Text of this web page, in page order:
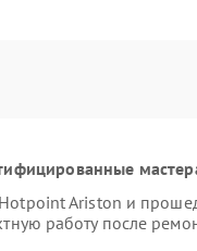
Ariston и
работу после